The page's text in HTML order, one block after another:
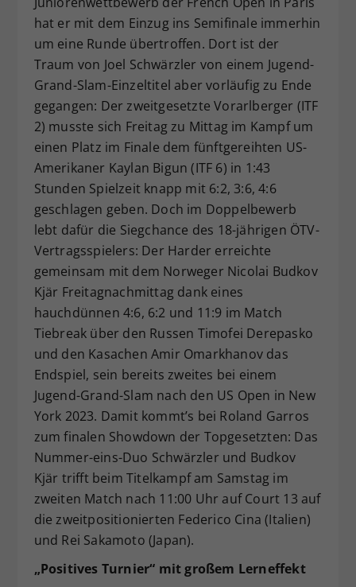
hat er mit dem Einzug ins Semifinale immerhin
um eine Runde übertroffen. Dort ist der
Traum von Joel Schwärzler von einem Jugend-
Grand-Slam-Einzeltitel aber vorläufig zu Ende
gegangen: Der zweitgesetzte Vorarlberger (ITF
2) musste sich Freitag zu Mittag im Kampf um
einen Platz im Finale dem fünftgereihten US-
Amerikaner Kaylan Bigun (ITF 6) in 1:43
Stunden Spielzeit knapp mit 6:2, 3:6, 4:6
geschlagen geben. Doch im Doppelbewerb
lebt dafür die Siegchance des 18-jährigen ÖTV-
Vertragsspielers: Der Harder erreichte
gemeinsam mit dem Norweger Nicolai Budkov
Kjär Freitagnachmittag dank eines
hauchdünnen 4:6, 6:2 und 11:9 im Match
Tiebreak über den Russen Timofei Derepasko
und den Kasachen Amir Omarkhanov das
Endspiel, sein bereits zweites bei einem
Jugend-Grand-Slam nach den US Open in New
York 2023. Damit kommt’s bei Roland Garros
zum finalen Showdown der Topgesetzten: Das
Nummer-eins-Duo Schwärzler und Budkov
Kjär trifft beim Titelkampf am Samstag im
zweiten Match nach 11:00 Uhr auf Court 13 auf
die zweitpositionierten Federico Cina (Italien)
und Rei Sakamoto (Japan).
„Positives Turnier“ mit großem Lerneffekt
Zweck
Dieser Wert speichert Ihre Consent-
Einstellungen. Unter anderem eine
historische Speicherung Ihrer
vorgenommen Einstellungen, falls der
Webseiten-Betreiber dies eingestellt
hat.